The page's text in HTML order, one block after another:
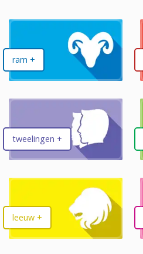
ram +
tweelingen +
leeuw +